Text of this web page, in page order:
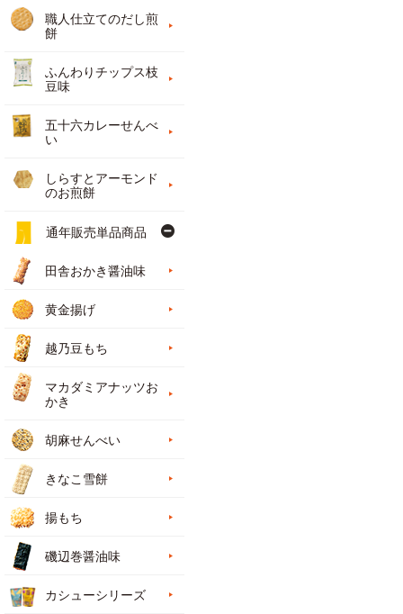
職人仕立てのだし煎
餅
ふんわりチップス枝
豆味
五十六カレーせんべ
い
しらすとアーモンド
のお煎餅
通年販売単品商品
田舎おかき醤油味
黄金揚げ
越乃豆もち
マカダミアナッツお
かき
胡麻せんべい
きなこ雪餅
揚もち
磯辺巻醤油味
カシューシリーズ